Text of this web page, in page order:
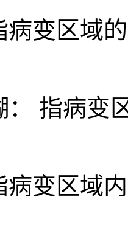
病变区域
： 指病变
病变区域